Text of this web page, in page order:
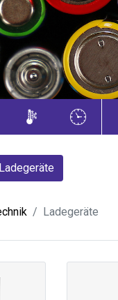
Ladegeräte
Ladegeräte